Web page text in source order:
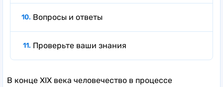
Вопросы и ответы
Проверьте ваши знания
В конце XIX века человечество в процессе